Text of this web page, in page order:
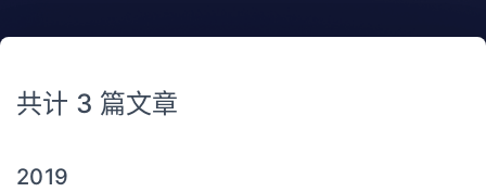
共计 3 篇文章
2019